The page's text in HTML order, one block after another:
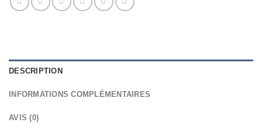
DESCRIPTION
INFORMATIONS COMPLÉMENTAIRES
AVIS (0)